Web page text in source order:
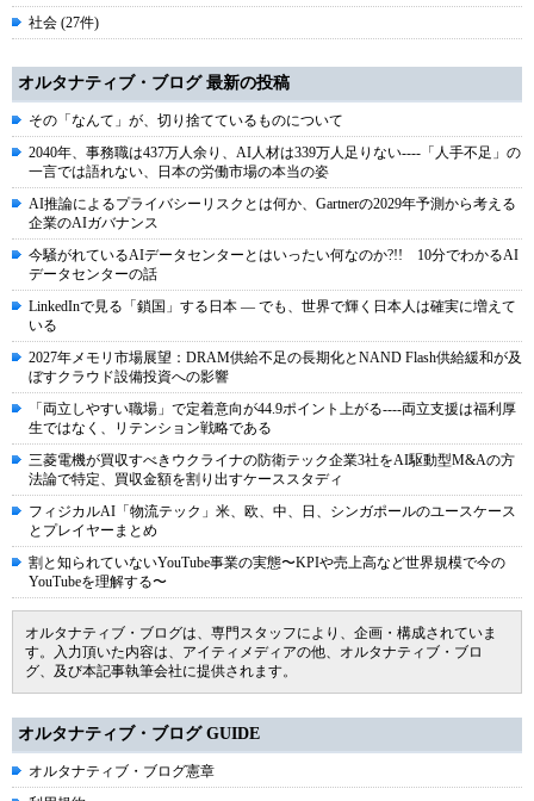
社会 (27件)
オルタナティブ・ブログ 最新の投稿
その「なんて」が、切り捨てているものについて
2040年、事務職は437万人余り、AI人材は339万人足りない----「人手不足」の
一言では語れない、日本の労働市場の本当の姿
AI推論によるプライバシーリスクとは何か、Gartnerの2029年予測から考える
企業のAIガバナンス
今騒がれているAIデータセンターとはいったい何なのか?!! 10分でわかるAI
データセンターの話
LinkedInで見る「鎖国」する日本 ― でも、世界で輝く日本人は確実に増えて
いる
2027年メモリ市場展望：DRAM供給不足の長期化とNAND Flash供給緩和が及
ぼすクラウド設備投資への影響
「両立しやすい職場」で定着意向が44.9ポイント上がる----両立支援は福利厚
生ではなく、リテンション戦略である
三菱電機が買収すべきウクライナの防衛テック企業3社をAI駆動型M&Aの方
法論で特定、買収金額を割り出すケーススタディ
フィジカルAI「物流テック」米、欧、中、日、シンガポールのユースケース
とプレイヤーまとめ
割と知られていないYouTube事業の実態〜KPIや売上高など世界規模で今の
YouTubeを理解する〜
オルタナティブ・ブログは、専門スタッフにより、企画・構成されていま
す。入力頂いた内容は、アイティメディアの他、オルタナティブ・ブロ
グ、及び本記事執筆会社に提供されます。
オルタナティブ・ブログ GUIDE
オルタナティブ・ブログ憲章